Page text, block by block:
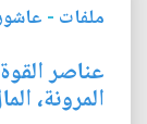
ملفات -
عناصر
المرونة،